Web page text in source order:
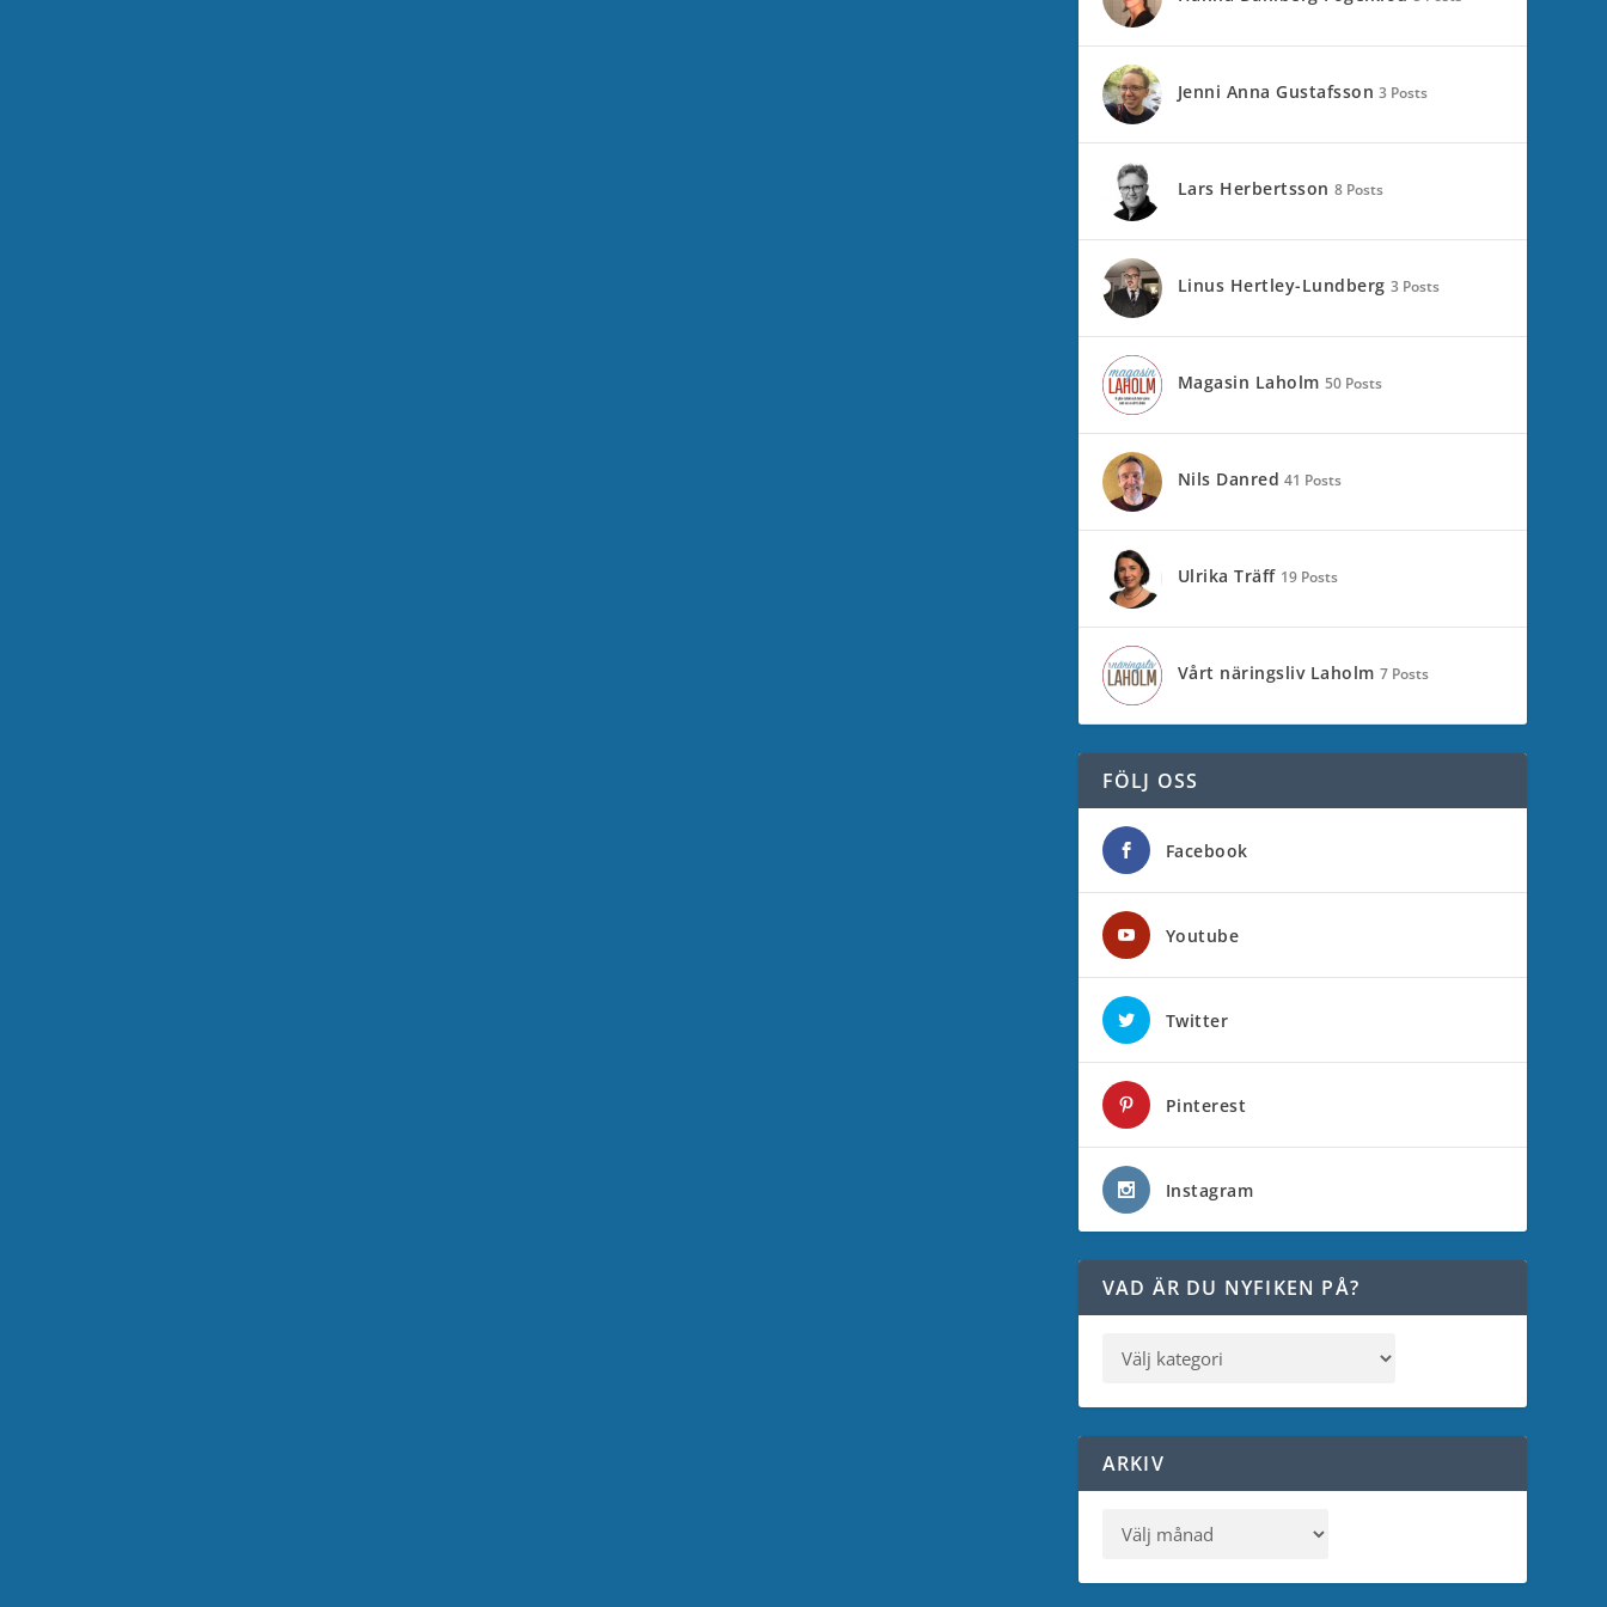
Jenni Anna Gustafsson 3 Posts
Lars Herbertsson 8 Posts
Linus Hertley-Lundberg 3 Posts
Magasin Laholm 50 Posts
Nils Danred 41 Posts
Ulrika Träff 19 Posts
Vårt näringsliv Laholm 7 Posts
FÖLJ OSS
Facebook
Youtube
Twitter
Pinterest
Instagram
VAD ÄR DU NYFIKEN PÅ?
ARKIV